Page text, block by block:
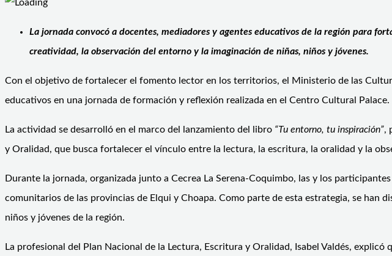
La jornada convocó a docentes, mediadores y agentes educativos de la región para
creatividad, la observación del entorno y la imaginación de niñas, niños y jóvenes.
Con el objetivo de fortalecer el fomento lector en los territorios, el Ministerio de las
educativos en una jornada de formación y reflexión realizada en el Centro Cultural Palace.
La actividad se desarrolló en el marco del lanzamiento del libro “Tu entorno, tu inspiración”,
y Oralidad, que busca fortalecer el vínculo entre la lectura, la escritura, la oralidad y la
Durante la jornada, organizada junto a Cecrea La Serena-Coquimbo, las y los
comunitarios de las provincias de Elqui y Choapa. Como parte de esta estrategia, se han
niños y jóvenes de la región.
La profesional del Plan Nacional de la Lectura, Escritura y Oralidad, Isabel Valdés,